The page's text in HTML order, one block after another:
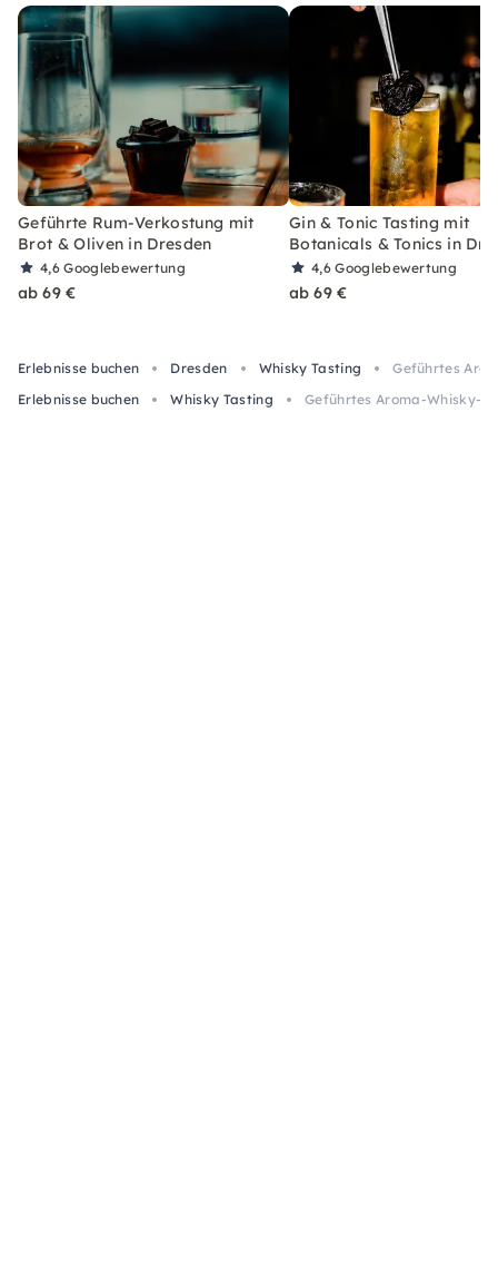
Geführte Rum-Verkostung mit
Brot & Oliven in Dresden
4,6Googlebewertung
ab 69 €
Gin & Tonic Tasting mit
Botanicals & Tonics in
4,6Googlebewertung
ab 69 €
Erlebnisse buchen Dresden Whisky Tasting
Geführtes
Erlebnisse buchen
Whisky Tasting Geführtes Aroma-Whisky-